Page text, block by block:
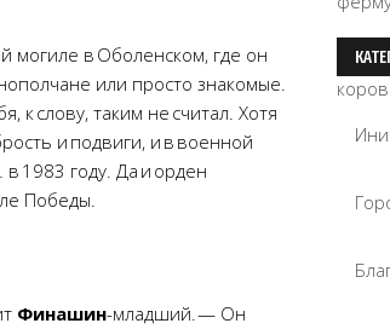
могиле в Оболенском, где он
или просто знакомые.
слову, таким не считал. Хотя
и подвиги, и в военной
в 1983 году. Да и орден
Победы.
Финашин-младший. — Он